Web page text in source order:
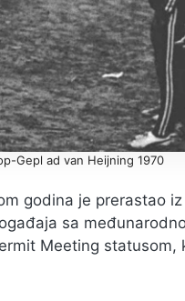
Gepl ad van Heijning 1970
godina je prerastao
sa
Meeting statusom,